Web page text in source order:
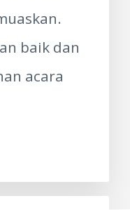
baik dan
acara